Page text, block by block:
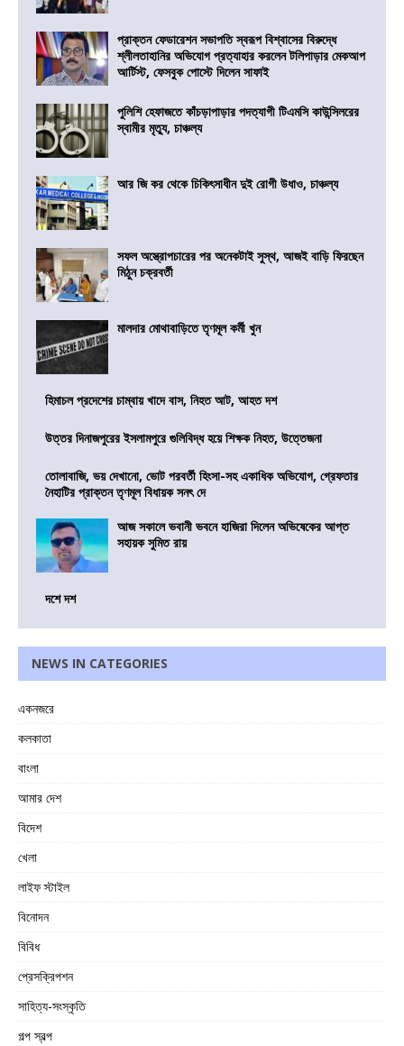
প্রাক্তন ফেডারেশন সভাপতি স্বরূপ বিশ্বাসের বিরুদ্ধে
শ্লীলতাহানির অভিযোগ প্রত্যাহার করলেন টলিপাড়ার মেকআপ
আর্টিস্ট, ফেসবুক পোস্টে দিলেন সাফাই
পুলিশি হেফাজতে কাঁচড়াপাড়ার পদত্যাগী টিএমসি কাউন্সিলরের
স্বামীর মৃত্যু, চাঞ্চল্য
আর জি কর থেকে চিকিৎসাধীন দুই রোগী উধাও, চাঞ্চল্য
সফল অস্ত্রোপচারের পর অনেকটাই সুস্থ, আজই বাড়ি ফিরছেন
মিঠুন চক্রবর্তী
মালদার মোথাবাড়িতে তৃণমূল কর্মী খুন
হিমাচল প্রদেশের চাম্বায় খাদে বাস, নিহত আট, আহত দশ
উত্তর দিনাজপুরের ইসলামপুরে গুলিবিদ্ধ হয়ে শিক্ষক নিহত, উত্তেজনা
তোলাবাজি, ভয় দেখানো, ভোট পরবর্তী হিংসা-সহ একাধিক অভিযোগ, গ্রেফতার
নৈহাটির প্রাক্তন তৃণমূল বিধায়ক সনৎ দে
আজ সকালে ভবানী ভবনে হাজিরা দিলেন অভিষেকের আপ্ত
সহায়ক সুমিত রায়
দশে দশ
NEWS IN CATEGORIES
একনজরে
কলকাতা
বাংলা
আমার দেশ
বিদেশ
খেলা
লাইফ স্টাইল
বিনোদন
বিবিধ
প্রেসক্রিপশন
সাহিত্য-সংস্কৃতি
গল্প স্বল্প